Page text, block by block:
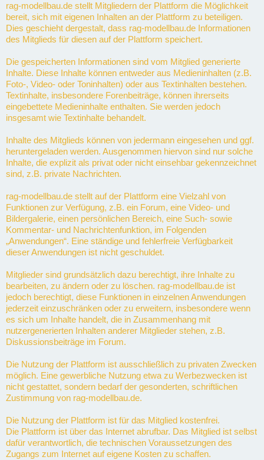
rag-modellbau.de stellt Mitgliedern der Plattform die Möglichkeit
bereit, sich mit eigenen Inhalten an der Plattform zu beteiligen.
Dies geschieht dergestalt, dass rag-modellbau.de Informationen
des Mitglieds für diesen auf der Plattform speichert.
Die gespeicherten Informationen sind vom Mitglied generierte
Inhalte. Diese Inhalte können entweder aus Medieninhalten (z.B.
Foto-, Video- oder Toninhalten) oder aus Textinhalten bestehen.
Textinhalte, insbesondere Forenbeiträge, können ihrerseits
eingebettete Medieninhalte enthalten. Sie werden jedoch
insgesamt wie Textinhalte behandelt.
Inhalte des Mitglieds können von jedermann eingesehen und ggf.
heruntergeladen werden. Ausgenommen hiervon sind nur solche
Inhalte, die explizit als privat oder nicht einsehbar gekennzeichnet
sind, z.B. private Nachrichten.
rag-modellbau.de stellt auf der Plattform eine Vielzahl von
Funktionen zur Verfügung, z.B. ein Forum, eine Video- und
Bildergalerie, einen persönlichen Bereich, eine Such- sowie
Kommentar- und Nachrichtenfunktion, im Folgenden
„Anwendungen“. Eine ständige und fehlerfreie Verfügbarkeit
dieser Anwendungen ist nicht geschuldet.
Mitglieder sind grundsätzlich dazu berechtigt, ihre Inhalte zu
bearbeiten, zu ändern oder zu löschen. rag-modellbau.de ist
jedoch berechtigt, diese Funktionen in einzelnen Anwendungen
jederzeit einzuschränken oder zu erweitern, insbesondere wenn
es sich um Inhalte handelt, die in Zusammenhang mit
nutzergenerierten Inhalten anderer Mitglieder stehen, z.B.
Diskussionsbeiträge im Forum.
Die Nutzung der Plattform ist ausschließlich zu privaten Zwecken
möglich. Eine gewerbliche Nutzung etwa zu Werbezwecken ist
nicht gestattet, sondern bedarf der gesonderten, schriftlichen
Zustimmung von rag-modellbau.de.
Die Nutzung der Plattform ist für das Mitglied kostenfrei.
Die Plattform ist über das Internet abrufbar. Das Mitglied ist selbst
dafür verantwortlich, die technischen Voraussetzungen des
Zugangs zum Internet auf eigene Kosten zu schaffen.